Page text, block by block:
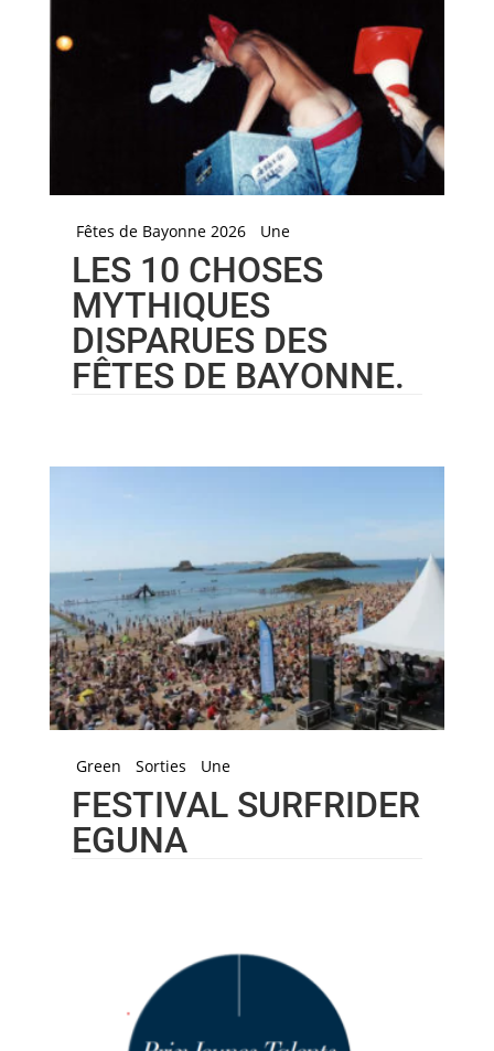
Fêtes de Bayonne 2026 Une
LES 10 CHOSES
MYTHIQUES
DISPARUES DES
FÊTES DE BAYONNE.
Green Sorties Une
FESTIVAL SURFRIDER
EGUNA